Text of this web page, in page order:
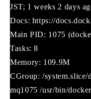
JST; 1 weeks 2 days
Docs: https://
Main PID: 1075
Tasks: 8
Memory: 109.9M
CGroup: /system.slice/
mq1075 /usr/bin/